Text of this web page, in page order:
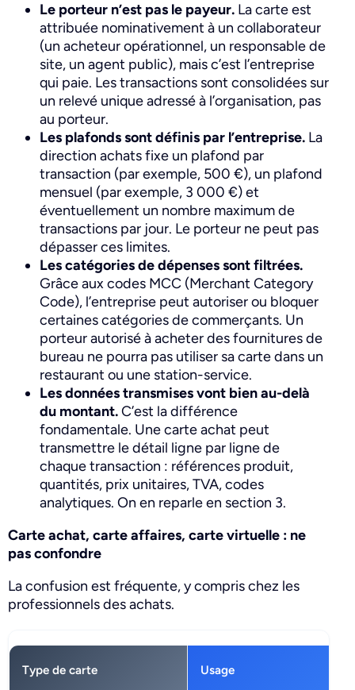
Le porteur n’est pas le payeur. La carte est
attribuée nominativement à un collaborateur
(un acheteur opérationnel, un responsable de
site, un agent public), mais c’est l’entreprise
qui paie. Les transactions sont consolidées sur
un relevé unique adressé à l’organisation, pas
au porteur.
Les plafonds sont définis par l’entreprise. La
direction achats fixe un plafond par
transaction (par exemple, 500 €), un plafond
mensuel (par exemple, 3 000 €) et
éventuellement un nombre maximum de
transactions par jour. Le porteur ne peut pas
dépasser ces limites.
Les catégories de dépenses sont filtrées.
Grâce aux codes MCC (Merchant Category
Code), l’entreprise peut autoriser ou bloquer
certaines catégories de commerçants. Un
porteur autorisé à acheter des fournitures de
bureau ne pourra pas utiliser sa carte dans un
restaurant ou une station-service.
Les données transmises vont bien au-delà
du montant.C’est la différence
fondamentale. Une carte achat peut
transmettre le détail ligne par ligne de
chaque transaction : références produit,
quantités, prix unitaires, TVA, codes
analytiques. On en reparle en section 3.
Carte achat, carte affaires, carte virtuelle : ne
pas confondre
La confusion est fréquente, y compris chez les
professionnels des achats.
Type de carte Usage